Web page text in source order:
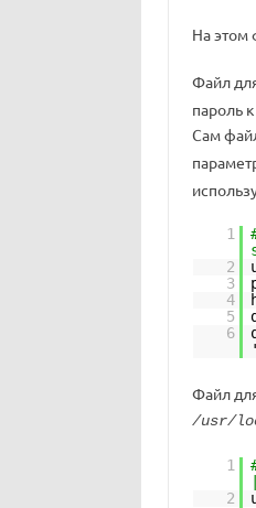
На этом
Файл
пароль
Сам
1
2
3
4
5
6
Файл
/usr/
1
2